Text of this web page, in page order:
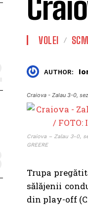
VOLEI
AUTHOR:
Craiova - Zalau 3-0,
Craiova – Zalau 3-0,
GREERE
Trupa
sălăjenii
din play-off